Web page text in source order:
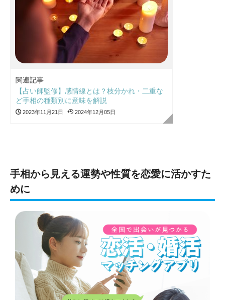
関連記事
【占い師監修】感情線とは？枝分かれ・二重な
ど手相の種類別に意味を解説
2023年11月21日 2024年12月05日
手相から見える運勢や性質を恋愛に活かすた
めに